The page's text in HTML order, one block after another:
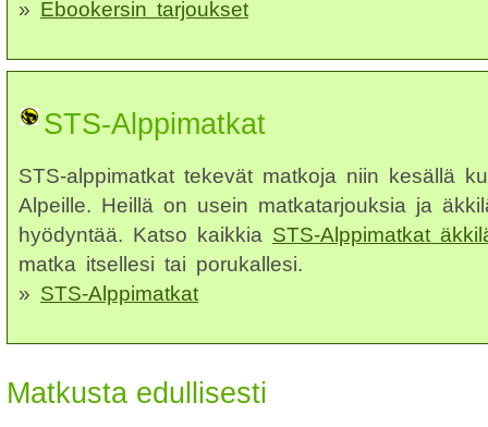
» Ebookersin tarjoukset
STS-Alppimatkat
STS-alppimatkat tekevät matkoja niin kesällä
Alpeille. Heillä on usein matkatarjouksia ja
hyödyntää. Katso kaikkia STS-Alppimatkat
matka itsellesi tai porukallesi.
» STS-Alppimatkat
Matkusta edullisesti